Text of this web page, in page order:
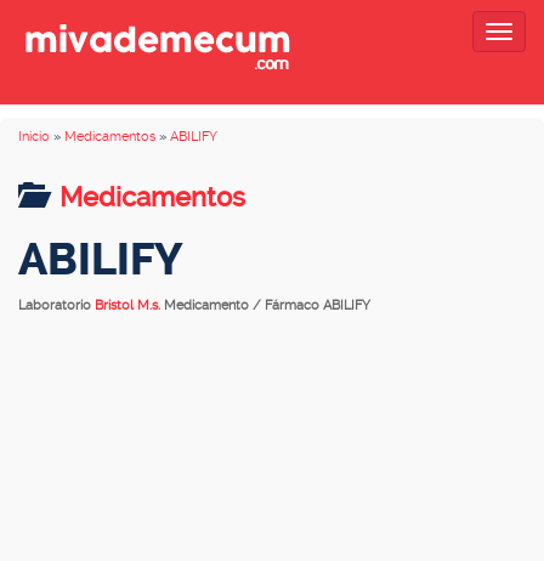
Inicio » Medicamentos » ABILIFY
Medicamentos
ABILIFY
Laboratorio Bristol M.s. Medicamento / Fármaco ABILIFY